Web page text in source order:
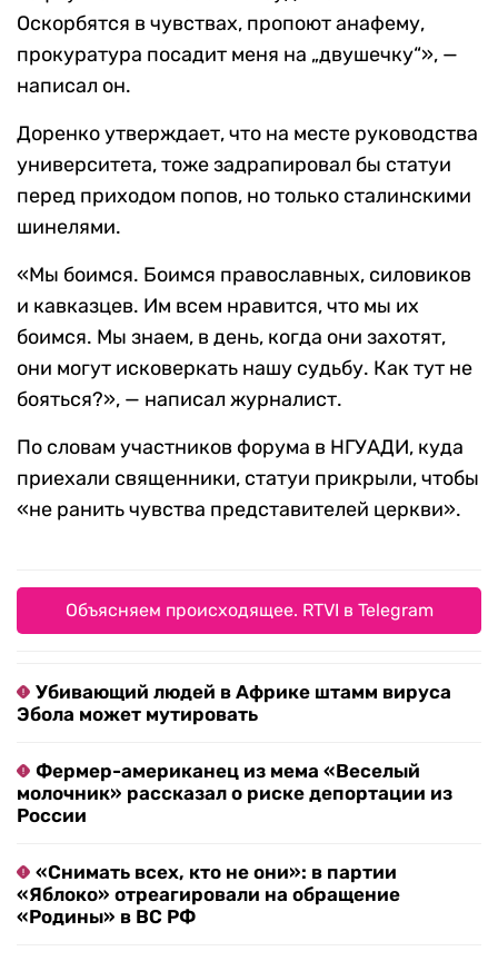
Оскорбятся в чувствах, пропоют анафему,
прокуратура посадит меня на „двушечку“», —
написал он.
Доренко утверждает, что на месте руководства
университета, тоже задрапировал бы статуи
перед приходом попов, но только сталинскими
шинелями.
«Мы боимся. Боимся православных, силовиков
и кавказцев. Им всем нравится, что мы их
боимся. Мы знаем, в день, когда они захотят,
они могут исковеркать нашу судьбу. Как тут не
бояться?», — написал журналист.
По словам участников форума в НГУАДИ, куда
приехали священники, статуи прикрыли, чтобы
«не ранить чувства представителей церкви».
Объясняем происходящее. RTVI в Telegram
Убивающий людей в Африке штамм вируса
Эбола может мутировать
Фермер-американец из мема «Веселый
молочник» рассказал о риске депортации из
России
«Снимать всех, кто не они»: в партии
«Яблоко» отреагировали на обращение
«Родины» в ВС РФ